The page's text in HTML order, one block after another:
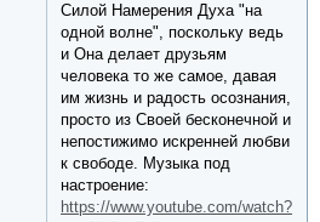
Силой Намерения Духа "на
одной волне", поскольку ведь
и Она делает друзьям
человека то же самое, давая
им жизнь и радость осознания,
просто из Своей бесконечной и
непостижимо искренней любви
к свободе. Музыка под
настроение:
https://www.youtube.com/watch?